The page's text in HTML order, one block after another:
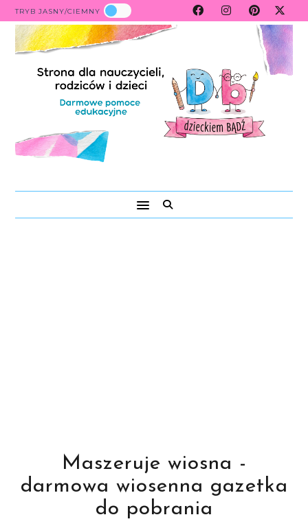
TRYB JASNY/CIEMNY
Maszeruje wiosna -
darmowa wiosenna gazetka
do pobrania